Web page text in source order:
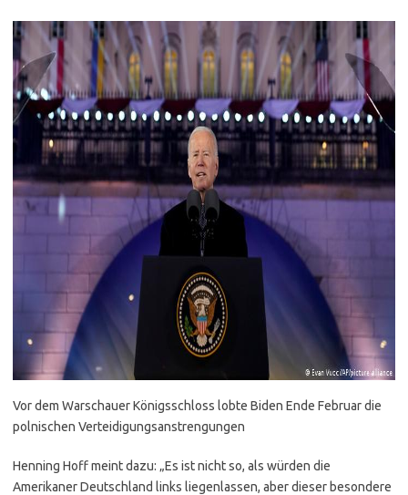
Vor dem Warschauer Königsschloss lobte Biden Ende Februar die
polnischen Verteidigungsanstrengungen
Henning Hoff meint dazu: „Es ist nicht so, als würden die
Amerikaner Deutschland links liegenlassen, aber dieser besondere